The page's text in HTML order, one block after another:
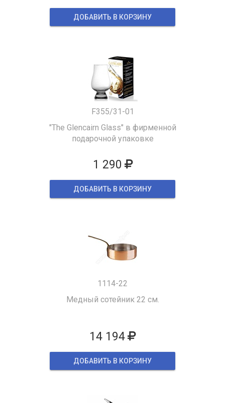
ДОБАВИТЬ В КОРЗИНУ
F355/31-01
"The Glencairn Glass" в фирменной
подарочной упаковке
1 290
ДОБАВИТЬ В КОРЗИНУ
1114-22
Медный сотейник 22 см.
14 194
ДОБАВИТЬ В КОРЗИНУ